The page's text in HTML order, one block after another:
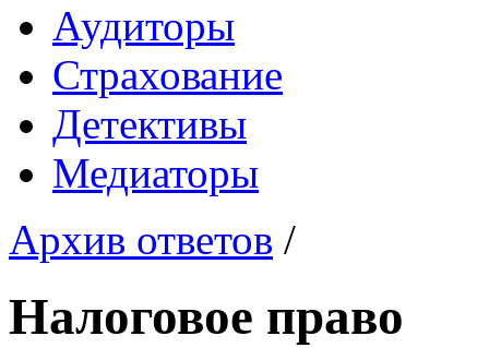
Аудиторы
Страхование
Детективы
Медиаторы
Архив ответов /
Налоговое право